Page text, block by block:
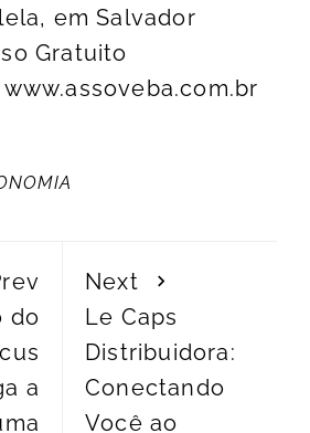
em Salvador
Gratuito
do
a
Next
Le Caps
Distribuidora:
Conectando
Você ao